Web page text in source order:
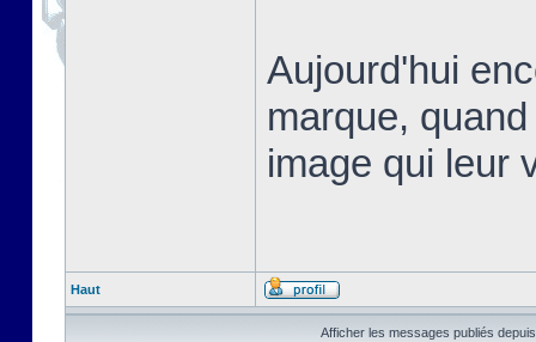
Aujourd'hui
marque,
image qui leur
Haut
Afficher les messages publiés